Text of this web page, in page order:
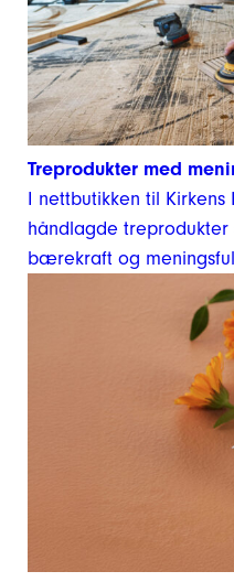
Treprodukter med
I nettbutikken til Kirkens
håndlagde
bærekraft og